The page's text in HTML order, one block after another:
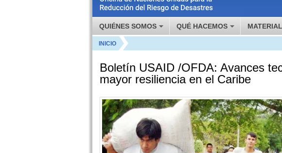
QUIÉNES SOMOS QUÉ HACEMOS
INICIO
Boletín USAID /OFDA: Avances
mayor resiliencia en el Caribe